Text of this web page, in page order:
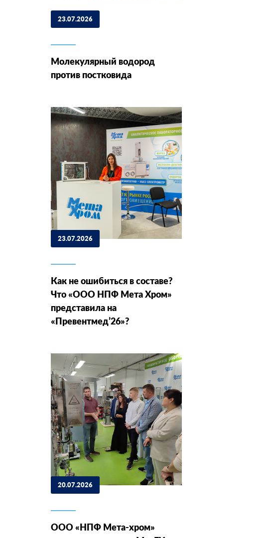
23.07.2026
Молекулярный водород
против постковида
23.07.2026
Как не ошибиться в составе?
Что «ООО НПФ Мета Хром»
представила на
«Превентмед’26»?
20.07.2026
ООО «НПФ Мета-хром»